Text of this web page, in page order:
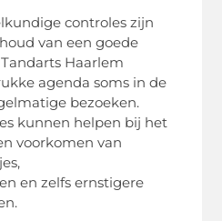
controles zijn
van een goede
Haarlem
agenda soms in de
bezoeken.
kunnen helpen bij het
voorkomen van
en zelfs ernstigere